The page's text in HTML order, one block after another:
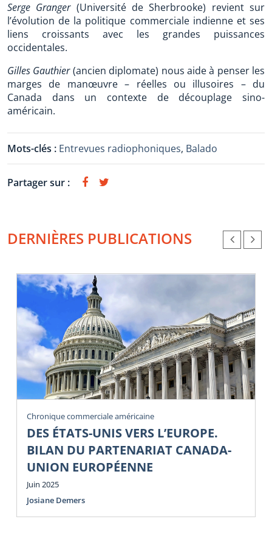
Serge Granger(Université de Sherbrooke) revient sur
l’évolution de la politique commerciale indienne et ses
liens croissants avec les grandes puissances
occidentales.
Gilles Gauthier(ancien diplomate) nous aide à penser les
marges de manœuvre – réelles ou illusoires – du
Canada dans un contexte de découplage sino-
américain.
Mots-clés : Entrevues radiophoniques, Balado
Partager sur :
DERNIÈRES PUBLICATIONS
Chronique commerciale américaine
DES ÉTATS-UNIS VERS L’EUROPE.
BILAN DU PARTENARIAT CANADA-
UNION EUROPÉENNE
Juin 2025
Josiane Demers